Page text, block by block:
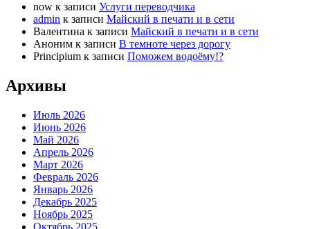
now к записи Услуги переводчика
admin к записи Майский в печати и в сети
Валентина к записи Майский в печати и в сети
Аноним к записи В темноте через дорогу
Principium к записи Поможем водоёму!?
Архивы
Июль 2026
Июнь 2026
Май 2026
Апрель 2026
Март 2026
Февраль 2026
Январь 2026
Декабрь 2025
Ноябрь 2025
Октябрь 2025